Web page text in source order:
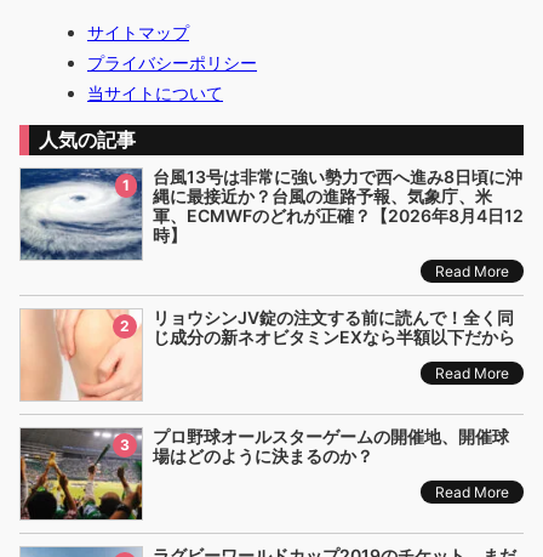
サイトマップ
プライバシーポリシー
当サイトについて
人気の記事
1
台風13号は非常に強い勢力で西へ進み8日頃に沖
縄に最接近か？台風の進路予報、気象庁、米
軍、ECMWFのどれが正確？【2026年8月4日12
時】
Read More
2
リョウシンJV錠の注文する前に読んで！全く同
じ成分の新ネオビタミンEXなら半額以下だから
Read More
3
プロ野球オールスターゲームの開催地、開催球
場はどのように決まるのか？
Read More